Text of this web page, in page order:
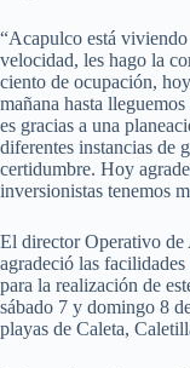
“Acapulco está
velocidad, les hago la
ciento de ocupación,
mañana hasta
es gracias a una
diferentes instancias de
certidumbre. Hoy
inversionistas tenemos
El director Operativo de
agradeció las
para la realización de
sábado 7 y domingo 8
playas de Caleta,